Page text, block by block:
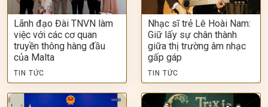
Lãnh đạo Đài TNVN làm
việc với các cơ quan
truyền thông hàng đầu
của Malta
TIN TỨC
Nhạc sĩ trẻ Lê Hoài Nam:
Giữ lấy sự chân thành
giữa thị trường âm nhạc
gấp gáp
TIN TỨC